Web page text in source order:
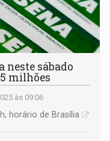
neste sábado
milhões
às 09:06
horário de Brasília